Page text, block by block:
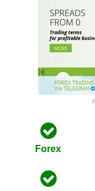
Forex